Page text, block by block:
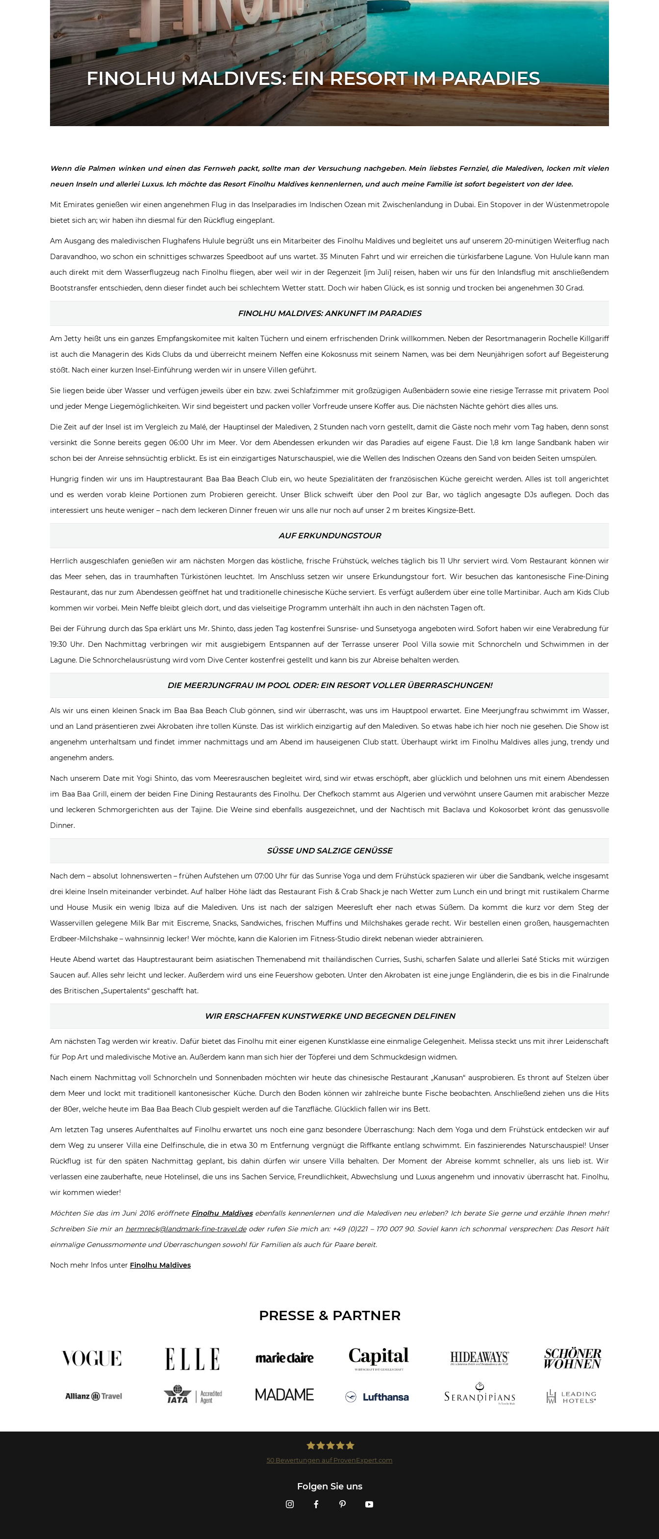
FINOLHU MALDIVES: EIN RESORT IM PARADIES
Wenn die Palmen winken und einen das Fernweh packt, sollte man der Versuchung nachgeben. Mein liebstes Fernziel, die Malediven, locken mit vielen
neuen Inseln und allerlei Luxus. Ich möchte das Resort Finolhu Maldives kennenlernen, und auch meine Familie ist sofort begeistert von der Idee.
Mit Emirates genießen wir einen angenehmen Flug in das Inselparadies im Indischen Ozean mit Zwischenlandung in Dubai. Ein Stopover in der Wüstenmetropole
bietet sich an; wir haben ihn diesmal für den Rückflug eingeplant.
Am Ausgang des maledivischen Flughafens Hulule begrüßt uns ein Mitarbeiter des Finolhu Maldives und begleitet uns auf unserem 20-minütigen Weiterflug nach
Daravandhoo, wo schon ein schnittiges schwarzes Speedboot auf uns wartet. 35 Minuten Fahrt und wir erreichen die türkisfarbene Lagune. Von Hulule kann man
auch direkt mit dem Wasserflugzeug nach Finolhu fliegen, aber weil wir in der Regenzeit [im Juli] reisen, haben wir uns für den Inlandsflug mit anschließendem
Bootstransfer entschieden, denn dieser findet auch bei schlechtem Wetter statt. Doch wir haben Glück, es ist sonnig und trocken bei angenehmen 30 Grad.
FINOLHU MALDIVES: ANKUNFT IM PARADIES
Am Jetty heißt uns ein ganzes Empfangskomitee mit kalten Tüchern und einem erfrischenden Drink willkommen. Neben der Resortmanagerin Rochelle Killgariff
ist auch die Managerin des Kids Clubs da und überreicht meinem Neffen eine Kokosnuss mit seinem Namen, was bei dem Neunjährigen sofort auf Begeisterung
stößt. Nach einer kurzen Insel-Einführung werden wir in unsere Villen geführt.
Sie liegen beide über Wasser und verfügen jeweils über ein bzw. zwei Schlafzimmer mit großzügigen Außenbädern sowie eine riesige Terrasse mit privatem Pool
und jeder Menge Liegemöglichkeiten. Wir sind begeistert und packen voller Vorfreude unsere Koffer aus. Die nächsten Nächte gehört dies alles uns.
Die Zeit auf der Insel ist im Vergleich zu Malé, der Hauptinsel der Malediven, 2 Stunden nach vorn gestellt, damit die Gäste noch mehr vom Tag haben, denn sonst
versinkt die Sonne bereits gegen 06:00 Uhr im Meer. Vor dem Abendessen erkunden wir das Paradies auf eigene Faust. Die 1,8 km lange Sandbank haben wir
schon bei der Anreise sehnsüchtig erblickt. Es ist ein einzigartiges Naturschauspiel, wie die Wellen des Indischen Ozeans den Sand von beiden Seiten umspülen.
Hungrig finden wir uns im Hauptrestaurant Baa Baa Beach Club ein, wo heute Spezialitäten der französischen Küche gereicht werden. Alles ist toll angerichtet
und es werden vorab kleine Portionen zum Probieren gereicht. Unser Blick schweift über den Pool zur Bar, wo täglich angesagte DJs auflegen. Doch das
interessiert uns heute weniger – nach dem leckeren Dinner freuen wir uns alle nur noch auf unser 2 m breites Kingsize-Bett.
AUF ERKUNDUNGSTOUR
Herrlich ausgeschlafen genießen wir am nächsten Morgen das köstliche, frische Frühstück, welches täglich bis 11 Uhr serviert wird. Vom Restaurant können wir
das Meer sehen, das in traumhaften Türkistönen leuchtet. Im Anschluss setzen wir unsere Erkundungstour fort. Wir besuchen das kantonesische Fine-Dining
Restaurant, das nur zum Abendessen geöffnet hat und traditionelle chinesische Küche serviert. Es verfügt außerdem über eine tolle Martinibar. Auch am Kids Club
kommen wir vorbei. Mein Neffe bleibt gleich dort, und das vielseitige Programm unterhält ihn auch in den nächsten Tagen oft.
Bei der Führung durch das Spa erklärt uns Mr. Shinto, dass jeden Tag kostenfrei Sunsrise- und Sunsetyoga angeboten wird. Sofort haben wir eine Verabredung für
19:30 Uhr. Den Nachmittag verbringen wir mit ausgiebigem Entspannen auf der Terrasse unserer Pool Villa sowie mit Schnorcheln und Schwimmen in der
Lagune. Die Schnorchelausrüstung wird vom Dive Center kostenfrei gestellt und kann bis zur Abreise behalten werden.
DIE MEERJUNGFRAU IM POOL ODER: EIN RESORT VOLLER ÜBERRASCHUNGEN!
Als wir uns einen kleinen Snack im Baa Baa Beach Club gönnen, sind wir überrascht, was uns im Hauptpool erwartet. Eine Meerjungfrau schwimmt im Wasser,
und an Land präsentieren zwei Akrobaten ihre tollen Künste. Das ist wirklich einzigartig auf den Malediven. So etwas habe ich hier noch nie gesehen. Die Show ist
angenehm unterhaltsam und findet immer nachmittags und am Abend im hauseigenen Club statt. Überhaupt wirkt im Finolhu Maldives alles jung, trendy und
angenehm anders.
Nach unserem Date mit Yogi Shinto, das vom Meeresrauschen begleitet wird, sind wir etwas erschöpft, aber glücklich und belohnen uns mit einem Abendessen
im Baa Baa Grill, einem der beiden Fine Dining Restaurants des Finolhu. Der Chefkoch stammt aus Algerien und verwöhnt unsere Gaumen mit arabischer Mezze
und leckeren Schmorgerichten aus der Tajine. Die Weine sind ebenfalls ausgezeichnet, und der Nachtisch mit Baclava und Kokosorbet krönt das genussvolle
Dinner.
SÜSSE UND SALZIGE GENÜSSE
Nach dem – absolut lohnenswerten – frühen Aufstehen um 07:00 Uhr für das Sunrise Yoga und dem Frühstück spazieren wir über die Sandbank, welche insgesamt
drei kleine Inseln miteinander verbindet. Auf halber Höhe lädt das Restaurant Fish & Crab Shack je nach Wetter zum Lunch ein und bringt mit rustikalem Charme
und House Musik ein wenig Ibiza auf die Malediven. Uns ist nach der salzigen Meeresluft eher nach etwas Süßem. Da kommt die kurz vor dem Steg der
Wasservillen gelegene Milk Bar mit Eiscreme, Snacks, Sandwiches, frischen Muffins und Milchshakes gerade recht. Wir bestellen einen großen, hausgemachten
Erdbeer-Milchshake – wahnsinnig lecker! Wer möchte, kann die Kalorien im Fitness-Studio direkt nebenan wieder abtrainieren.
Heute Abend wartet das Hauptrestaurant beim asiatischen Themenabend mit thailändischen Curries, Sushi, scharfen Salate und allerlei Saté Sticks mit würzigen
Saucen auf. Alles sehr leicht und lecker. Außerdem wird uns eine Feuershow geboten. Unter den Akrobaten ist eine junge Engländerin, die es bis in die Finalrunde
des Britischen „Supertalents“ geschafft hat.
WIR ERSCHAFFEN KUNSTWERKE UND BEGEGNEN DELFINEN
Am nächsten Tag werden wir kreativ. Dafür bietet das Finolhu mit einer eigenen Kunstklasse eine einmalige Gelegenheit. Melissa steckt uns mit ihrer Leidenschaft
für Pop Art und maledivische Motive an. Außerdem kann man sich hier der Töpferei und dem Schmuckdesign widmen.
Nach einem Nachmittag voll Schnorcheln und Sonnenbaden möchten wir heute das chinesische Restaurant „Kanusan“ ausprobieren. Es thront auf Stelzen über
dem Meer und lockt mit traditionell kantonesischer Küche. Durch den Boden können wir zahlreiche bunte Fische beobachten. Anschließend ziehen uns die Hits
der 80er, welche heute im Baa Baa Beach Club gespielt werden auf die Tanzfläche. Glücklich fallen wir ins Bett.
Am letzten Tag unseres Aufenthaltes auf Finolhu erwartet uns noch eine ganz besondere Überraschung: Nach dem Yoga und dem Frühstück entdecken wir auf
dem Weg zu unserer Villa eine Delfinschule, die in etwa 30 m Entfernung vergnügt die Riffkante entlang schwimmt. Ein faszinierendes Naturschauspiel! Unser
Rückflug ist für den späten Nachmittag geplant, bis dahin dürfen wir unsere Villa behalten. Der Moment der Abreise kommt schneller, als uns lieb ist. Wir
verlassen eine zauberhafte, neue Hotelinsel, die uns ins Sachen Service, Freundlichkeit, Abwechslung und Luxus angenehm und innovativ überrascht hat. Finolhu,
wir kommen wieder!
Möchten Sie das im Juni 2016 eröffnete Finolhu Maldivesebenfalls kennenlernen und die Malediven neu erleben? Ich berate Sie gerne und erzähle Ihnen mehr!
Schreiben Sie mir an hermreck@landmark-fine-travel.deoder rufen Sie mich an: +49 (0)221 – 170 007 90. Soviel kann ich schonmal versprechen: Das Resort hält
einmalige Genussmomente und Überraschungen sowohl für Familien als auch für Paare bereit.
Noch mehr Infos unter Finolhu Maldives
PRESSE & PARTNER
50Bewertungen auf ProvenExpert.com
Folgen Sie uns